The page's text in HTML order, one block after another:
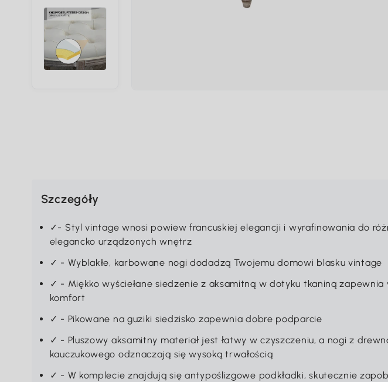
Szczegóły
✓- Styl vintage wnosi powiew francuskiej elegancji i wyrafinowania do
elegancko urządzonych wnętrz
✓ - Wyblakłe, karbowane nogi dodadzą Twojemu domowi blasku vintage
✓ - Miękko wyściełane siedzenie z aksamitną w dotyku tkaniną
komfort
✓ - Pikowane na guziki siedzisko zapewnia dobre podparcie
✓ - Pluszowy aksamitny materiał jest łatwy w czyszczeniu, a nogi z
kauczukowego odznaczają się wysoką trwałością
✓ - W komplecie znajdują się antypoślizgowe podkładki, skutecznie